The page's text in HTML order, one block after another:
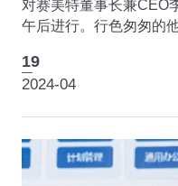
对赛美特董事长兼CEO
午后进行。行色匆匆的
19
2024-04